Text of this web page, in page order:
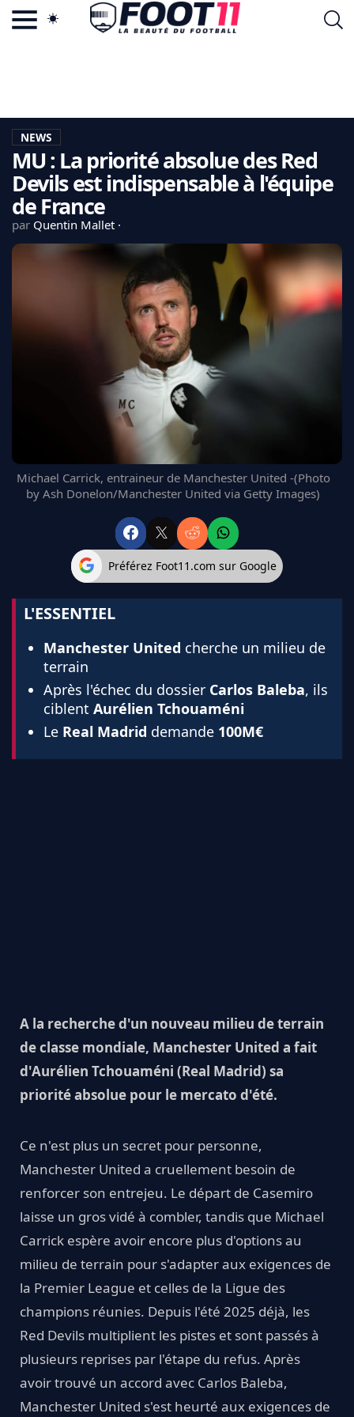
LA CHARTE
VIE PRIVÉE
CGU
CONTACTEZ-NOUS
MANCHESTER UNITED
L'AVIS DE LA RÉDAC'
NEWS
MU : La priorité absolue des Red
Devils est indispensable à l'équipe
de France
par Quentin Mallet
Michael Carrick, entraineur de Manchester United -(Photo
by Ash Donelon/Manchester United via Getty Images)
Préférez Foot11.com sur Google
L'ESSENTIEL
Manchester United cherche un milieu de
terrain
Après l'échec du dossier Carlos Baleba, ils
ciblent Aurélien Tchouaméni
Le Real Madrid demande 100M€
A la recherche d'un nouveau milieu de terrain
de classe mondiale, Manchester United a fait
d'Aurélien Tchouaméni (Real Madrid) sa
priorité absolue pour le mercato d'été.
Ce n'est plus un secret pour personne,
Manchester United a cruellement besoin de
renforcer son entrejeu. Le départ de Casemiro
laisse un gros vidé à combler, tandis que Michael
Carrick espère avoir encore plus d'options au
milieu de terrain pour s'adapter aux exigences de
la Premier League et celles de la Ligue des
champions réunies. Depuis l'été 2025 déjà, les
Red Devils multiplient les pistes et sont passés à
plusieurs reprises par l'étape du refus. Après
avoir trouvé un accord avec Carlos Baleba,
Manchester United s'est heurté aux exigences de